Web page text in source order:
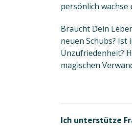
persönlich wachse
Braucht Dein
neuen Schubs?
Unzufriedenheit?
magischen
Ich unterstütze